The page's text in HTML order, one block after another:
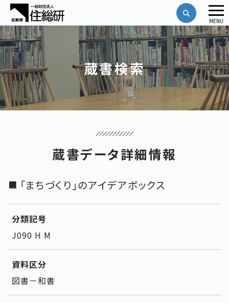
蔵書検索
蔵書データ詳細情報
「まちづくり」のアイデアボックス
分類記号
J090 H M
資料区分
図書－和書
メ
ニ
ュ
ー
MENU